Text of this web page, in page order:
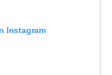
Instagram